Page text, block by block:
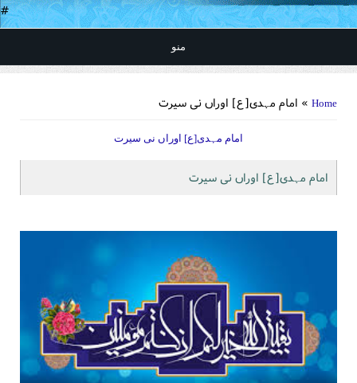
#
منو
Home » امام مہدی[ع] اوراں نی سیرت
امام مہدی[ع] اوراں نی سیرت
امام مہدی[ع] اوراں نی سیرت